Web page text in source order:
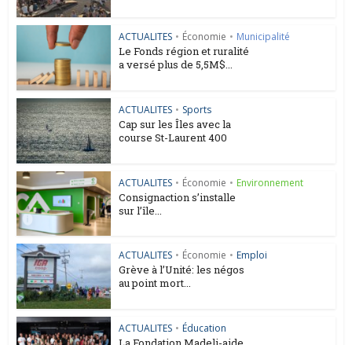
ACTUALITES • Économie • Municipalité
Le Fonds région et ruralité
a versé plus de 5,5M$...
ACTUALITES • Sports
Cap sur les Îles avec la
course St-Laurent 400
ACTUALITES • Économie • Environnement
Consignaction s’installe
sur l’île...
ACTUALITES • Économie • Emploi
Grève à l’Unité: les négos
au point mort...
ACTUALITES • Éducation